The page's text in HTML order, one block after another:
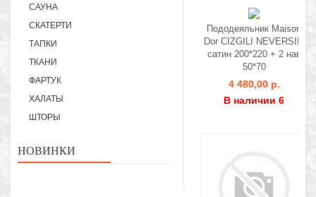
САУНА
СКАТЕРТИ
ТАПКИ
ТКАНИ
ФАРТУК
ХАЛАТЫ
ШТОРЫ
НОВИНКИ
Пододеяльник Maison
Dor CIZGILI NEVERSIM
сатин 200*220 + 2 нав
50*70
4 480,00 р.
В наличии 6